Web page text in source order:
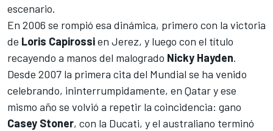
escenario.
En 2006 se rompió esa dinámica, primero con la victoria
de Loris Capirossien Jerez, y luego con el título
recayendo a manos del malogrado Nicky Hayden.
Desde 2007 la primera cita del Mundial se ha venido
celebrando, ininterrumpidamente, en Qatar y ese
mismo año se volvió a repetir la coincidencia: gano
Casey Stoner, con la Ducati, y el australiano terminó